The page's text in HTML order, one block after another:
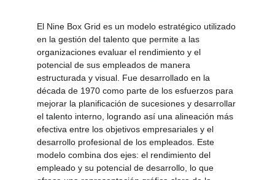
El Nine Box Grid es un modelo estratégico utilizado
en la gestión del talento que permite a las
organizaciones evaluar el rendimiento y el
potencial de sus empleados de manera
estructurada y visual. Fue desarrollado en la
década de 1970 como parte de los esfuerzos para
mejorar la planificación de sucesiones y desarrollar
el talento interno, logrando así una alineación más
efectiva entre los objetivos empresariales y el
desarrollo profesional de los empleados. Este
modelo combina dos ejes: el rendimiento del
empleado y su potencial de desarrollo, lo que